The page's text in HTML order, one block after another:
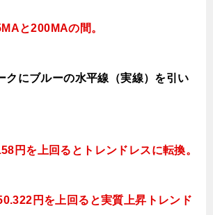
と200MAの間。
クにブルーの水平線（実線）を引い
円を上回るとトレンドレスに転換。
円を上回ると実質上昇トレンド